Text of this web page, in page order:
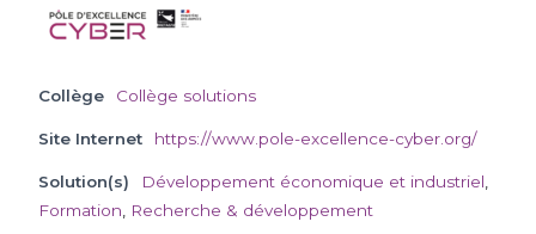
Collège Collège solutions
Site Internet https://www.pole-excellence-cyber.org/
Solution(s) Développement économique et industriel
Formation
Recherche & développement